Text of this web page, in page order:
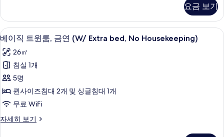
모
두
보
기
연
(No
Housekeeping)
자
세
히
보
기
요금 보기
베
이
직
트
윈
룸,
연
오리/거위털 이불, 책상, 노트북 작업
4
베이직 트윈룸, 금연 (W/ Extra bed, No Housekeeping)
26㎡
침실 1개
5명
퀸사이즈침대 2개 및 싱글침대 1개
무료 WiFi
자세히 보기
베